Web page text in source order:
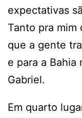
expectativas
Tanto pra mim
que a gente
e para a Bahia
Gabriel.
Em quarto